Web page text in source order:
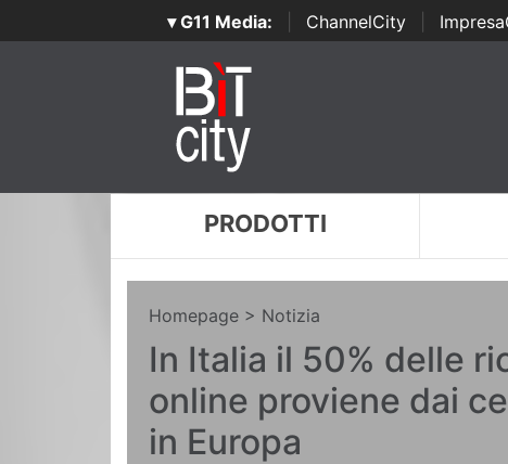
▾ G11 Media: ChannelCity
PRODOTTI
Homepage > Notizia
In Italia il 50% delle
online proviene dai
in Europa